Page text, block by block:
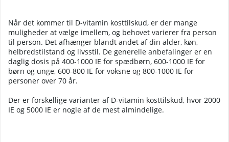
Når det kommer til D-vitamin kosttilskud, er der mange
muligheder at vælge imellem, og behovet varierer fra person
til person. Det afhænger blandt andet af din alder, køn,
helbredstilstand og livsstil. De generelle anbefalinger er en
daglig dosis på 400-1000 IE for spædbørn, 600-1000 IE for
børn og unge, 600-800 IE for voksne og 800-1000 IE for
personer over 70 år.
Der er forskellige varianter af D-vitamin kosttilskud, hvor 2000
IE og 5000 IE er nogle af de mest almindelige.